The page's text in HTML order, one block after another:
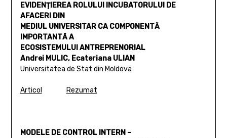
EVIDENȚIEREA ROLULUI INCUBATORULUI DE
AFACERI DIN
MEDIUL UNIVERSITAR CA COMPONENTĂ
IMPORTANTĂ A
ECOSISTEMULUI ANTREPRENORIAL
Andrei MULIC, Ecateriana ULIAN
Universitatea de Stat din Moldova
Articol Rezumat
MODELE DE CONTROL INTERN –